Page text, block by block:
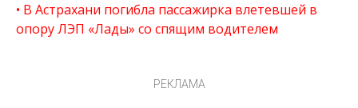
В Астрахани погибла пассажирка влетевшей в
опору ЛЭП «Лады» со спящим водителем
РЕКЛАМА